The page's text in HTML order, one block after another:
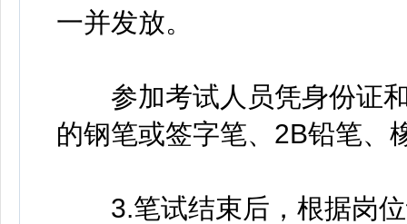
一并发放。
参加考试人员凭身份证和
的钢笔或签字笔、2B铅笔、
3.笔试结束后，根据岗位